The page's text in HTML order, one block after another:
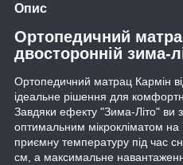
Опис
Ортопедичний
двосторонній зима-
Ортопедичний матрац Кармін
ідеальне рішення для
Завдяки ефекту "Зима-Літо" ви
оптимальним мікрокліматом
приємну температуру під час
см, а максимальне